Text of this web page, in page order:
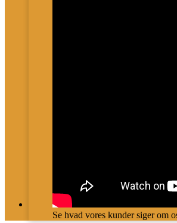
Se hvad vores kunder siger om